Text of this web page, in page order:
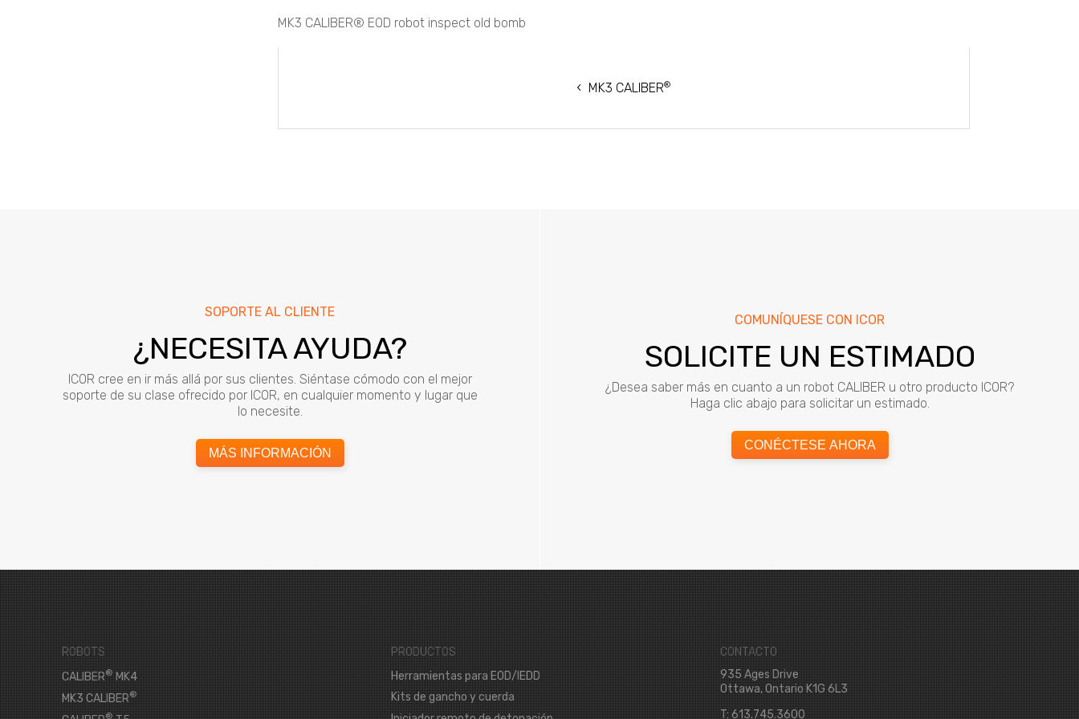
MK3 CALIBER® EOD robot inspect old bomb
ENTRADAS
MK3 CALIBER®
SOPORTE AL CLIENTE
¿NECESITA AYUDA?
ICOR cree en ir más allá por sus clientes. Siéntase cómodo con el mejor
soporte de su clase ofrecido por ICOR, en cualquier momento y lugar que
lo necesite.
MÁS INFORMACIÓN
COMUNÍQUESE CON ICOR
SOLICITE UN ESTIMADO
¿Desea saber más en cuanto a un robot CALIBER u otro producto ICOR?
Haga clic abajo para solicitar un estimado.
CONÉCTESE AHORA
ROBOTS
CALIBER®MK4
MK3 CALIBER®
®
PRODUCTOS
Herramientas para EOD/IEDD
Kits de gancho y cuerda
CONTACTO
935 Ages Drive
Ottawa, Ontario K1G 6L3
T: 613.745.3600